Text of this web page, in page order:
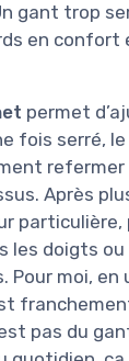
gant trop
en confort
permet
fois serré,
Après
particulière,
les doigts ou
Pour moi, en
pas du